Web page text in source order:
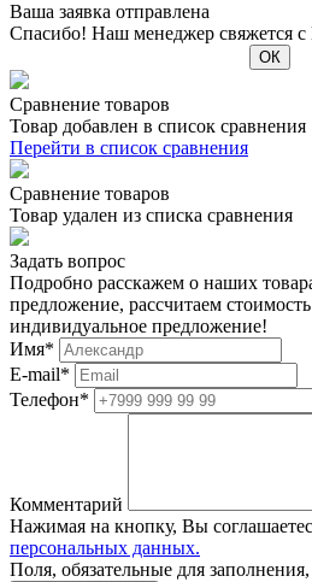
Ваша заявка отправлена
Спасибо! Наш менеджер свяжется
Сравнение товаров
Товар добавлен в список сравнения
Перейти в список сравнения
Сравнение товаров
Товар удален из списка сравнения
Задать вопрос
Подробно расскажем о наших
предложение, рассчитаем
индивидуальное предложение!
Имя*
E-mail*
Телефон*
Комментарий
Нажимая на кнопку, Вы
персональных данных.
Поля, обязательные для